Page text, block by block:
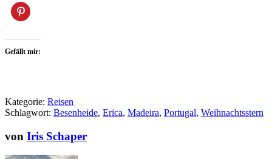
Gefällt mir:
Kategorie: Reisen
Schlagwort: Besenheide, Erica, Madeira, Portugal, Weihnachtsstern
von Iris Schaper